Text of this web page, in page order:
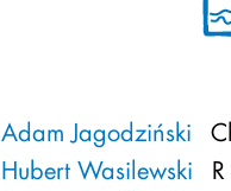
Adam Jagodziński
Hubert Wasilewski